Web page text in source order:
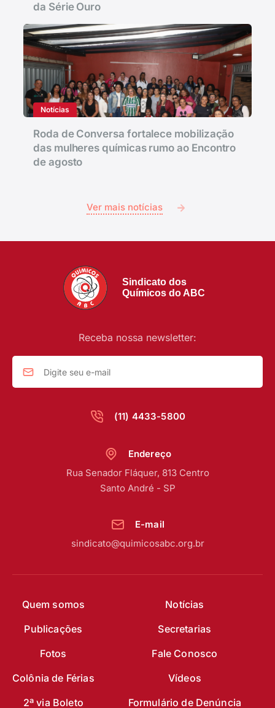
da Série Ouro
Notícias
Roda de Conversa fortalece mobilização
das mulheres químicas rumo ao Encontro
de agosto
Ver mais notícias
Sindicato dos
Químicos do ABC
(11) 4433-5800
Receba nossa newsletter:
Quem somos
Notícias
Publicações
Secretarias
Fotos
Fale Conosco
Colônia de Férias
Vídeos
2ª via Boleto
Formulário de Denúncia
Endereço
Rua Senador Fláquer, 813 Centro
Santo André - SP
E-mail
sindicato@quimicosabc.org.br